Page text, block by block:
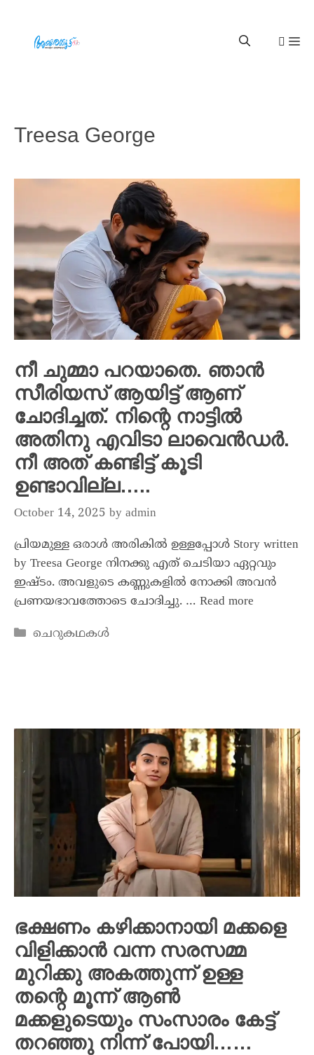
Treesa George
നീ ചുമ്മാ പറയാതെ. ഞാൻ
സീരിയസ് ആയിട്ട് ആണ്‌
ചോദിച്ചത്. നിന്റെ നാട്ടിൽ
അതിനു എവിടാ ലാവെൻഡർ.
നീ അത്‌ കണ്ടിട്ട് കൂടി
ഉണ്ടാവില്ല…..
October 14, 2025 by admin
പ്രിയമുള്ള ഒരാൾ അരികിൽ ഉള്ളപ്പോൾ Story written
by Treesa George നിനക്കു എത് ചെടിയാ ഏറ്റവും
ഇഷ്ടം. അവളുടെ കണ്ണുകളിൽ നോക്കി അവൻ
പ്രണയഭാവത്തോടെ ചോദിച്ചു. … Read more
ചെറുകഥകൾ
ഭക്ഷണം കഴിക്കാനായി മക്കളെ
വിളിക്കാൻ വന്ന സരസമ്മ
മുറിക്കു അകത്തുന്ന് ഉള്ള
തന്റെ മൂന്ന് ആൺ
മക്കളുടെയും സംസാരം കേട്ട്
തറഞ്ഞു നിന്ന് പോയി……